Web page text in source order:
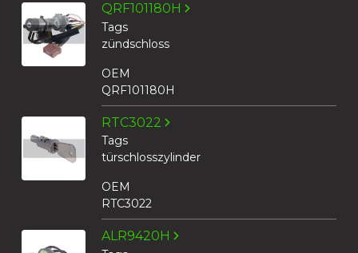
QRF101180H
Tags
zündschloss
OEM
QRF101180H
RTC3022
Tags
türschlosszylinder
OEM
RTC3022
ALR9420H